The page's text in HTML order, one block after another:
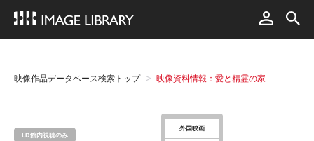
映像作品データベース検索トップ 映像資料情報：愛と精霊の家
LD館内視聴のみ
外国映画